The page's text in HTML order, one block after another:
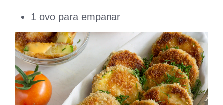
1 ovo para empanar⁣